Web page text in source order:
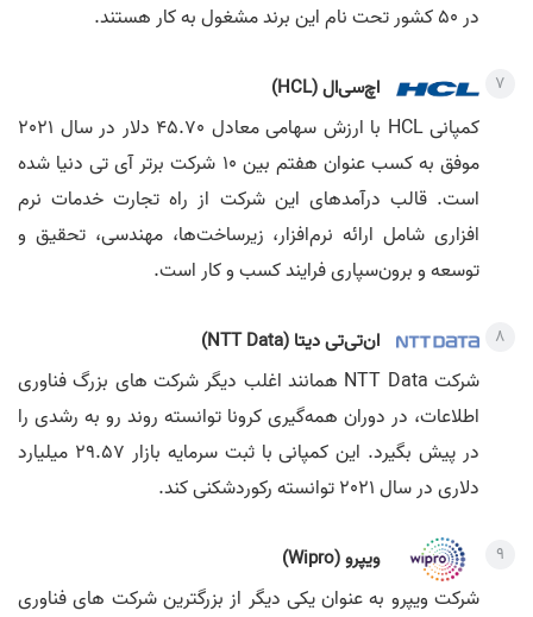
در 50 کشور تحت نام این برند مشغول به کار هستند.
اچ‌سی‌ال (HCL)
کمپانی HCL با ارزش سهامی معادل 45.70 دلار در سال 2021
موفق به کسب عنوان هفتم بین 10 شرکت برتر آی تی دنیا شده
است. قالب درآمدهای این شرکت از راه تجارت خدمات نرم
افزاری شامل ارائه نرم‌افزار، زیرساخت‌ها، مهندسی، تحقیق و
توسعه و برون‌سپاری فرایند کسب و کار است.
ان‌تی‌تی دیتا (NTT Data)
شرکت NTT Data همانند اغلب دیگر شرکت های بزرگ فناوری
اطلاعات، در دوران همه‌گیری کرونا توانسته روند رو به ‌رشدی را
در پیش بگیرد. این کمپانی با ثبت سرمایه بازار 29.57 میلیارد
دلاری در سال 2021 توانسته رکوردشکنی کند.
ویپرو (Wipro)
شرکت ویپرو به عنوان یکی دیگر از بزرگترین شرکت های فناوری